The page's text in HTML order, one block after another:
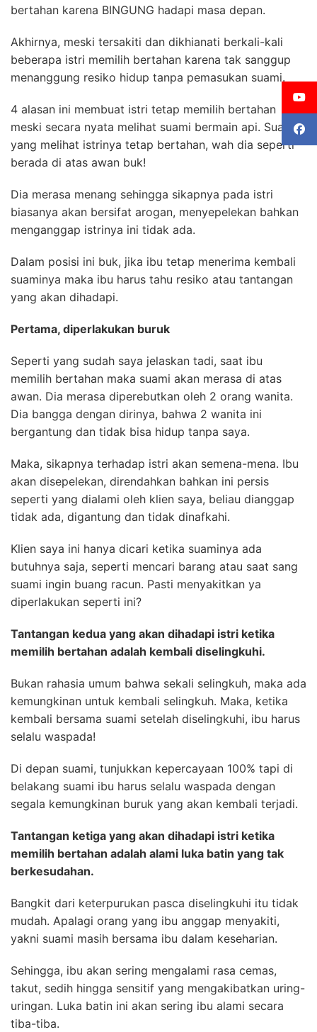
bertahan karena BINGUNG hadapi masa depan.
Akhirnya, meski tersakiti dan dikhianati berkali-kali
beberapa istri memilih bertahan karena tak sanggup
menanggung resiko hidup tanpa pemasukan suami.
4 alasan ini membuat istri tetap memilih bertahan
meski secara nyata melihat suami bermain api. Suami
yang melihat istrinya tetap bertahan, wah dia seperti
berada di atas awan buk!
Dia merasa menang sehingga sikapnya pada istri
biasanya akan bersifat arogan, menyepelekan bahkan
menganggap istrinya ini tidak ada.
Dalam posisi ini buk, jika ibu tetap menerima kembali
suaminya maka ibu harus tahu resiko atau tantangan
yang akan dihadapi.
Pertama, diperlakukan buruk
Seperti yang sudah saya jelaskan tadi, saat ibu
memilih bertahan maka suami akan merasa di atas
awan. Dia merasa diperebutkan oleh 2 orang wanita.
Dia bangga dengan dirinya, bahwa 2 wanita ini
bergantung dan tidak bisa hidup tanpa saya.
Maka, sikapnya terhadap istri akan semena-mena. Ibu
akan disepelekan, direndahkan bahkan ini persis
seperti yang dialami oleh klien saya, beliau dianggap
tidak ada, digantung dan tidak dinafkahi.
Klien saya ini hanya dicari ketika suaminya ada
butuhnya saja, seperti mencari barang atau saat sang
suami ingin buang racun. Pasti menyakitkan ya
diperlakukan seperti ini?
Tantangan kedua yang akan dihadapi istri ketika
memilih bertahan adalah kembali diselingkuhi.
Bukan rahasia umum bahwa sekali selingkuh, maka ada
kemungkinan untuk kembali selingkuh. Maka, ketika
kembali bersama suami setelah diselingkuhi, ibu harus
selalu waspada!
Di depan suami, tunjukkan kepercayaan 100% tapi di
belakang suami ibu harus selalu waspada dengan
segala kemungkinan buruk yang akan kembali terjadi.
Tantangan ketiga yang akan dihadapi istri ketika
memilih bertahan adalah alami luka batin yang tak
berkesudahan.
Bangkit dari keterpurukan pasca diselingkuhi itu tidak
mudah. Apalagi orang yang ibu anggap menyakiti,
yakni suami masih bersama ibu dalam keseharian.
Sehingga, ibu akan sering mengalami rasa cemas,
takut, sedih hingga sensitif yang mengakibatkan uring-
uringan. Luka batin ini akan sering ibu alami secara
tiba-tiba.